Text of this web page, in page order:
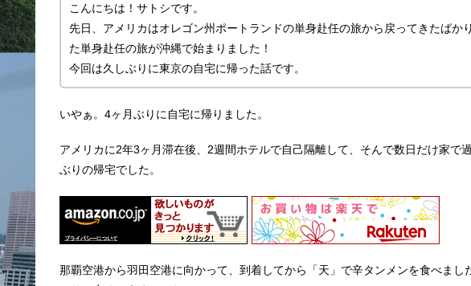
こんにちは！サトシです。
先日、アメリカはオレゴン州ポートランドの単身赴任の旅から戻ってきたばか
た単身赴任の旅が沖縄で始まりました！
今回は久しぶりに東京の自宅に帰った話です。
いやぁ。4ヶ月ぶりに自宅に帰りました。
アメリカに2年3ヶ月滞在後、2週間ホテルで自己隔離して、そんで数日だけ家で
ぶりの帰宅でした。
那覇空港から羽田空港に向かって、到着してから「天」で辛タンメンを食べま